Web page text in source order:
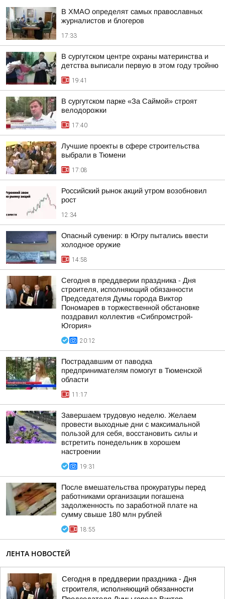
В ХМАО определят самых православных
журналистов и блогеров
17:33
В сургутском центре охраны материнства и
детства выписали первую в этом году тройню
19:41
В сургутском парке «За Саймой» строят
велодорожки
17:40
Лучшие проекты в сфере строительства
выбрали в Тюмени
17:08
Российский рынок акций утром возобновил
рост
12:34
Опасный сувенир: в Югру пытались ввести
холодное оружие
14:58
Сегодня в преддверии праздника - Дня
строителя, исполняющий обязанности
Председателя Думы города Виктор
Пономарев в торжественной обстановке
поздравил коллектив «Сибпромстрой-
Югория»
20:12
Пострадавшим от паводка
предпринимателям помогут в Тюменской
области
11:17
Завершаем трудовую неделю. Желаем
провести выходные дни с максимальной
пользой для себя, восстановить силы и
встретить понедельник в хорошем
настроении
19:31
После вмешательства прокуратуры перед
работниками организации погашена
задолженность по заработной плате на
сумму свыше 180 млн рублей
18:55
ЛЕНТА НОВОСТЕЙ
Сегодня в преддверии праздника - Дня
строителя, исполняющий обязанности